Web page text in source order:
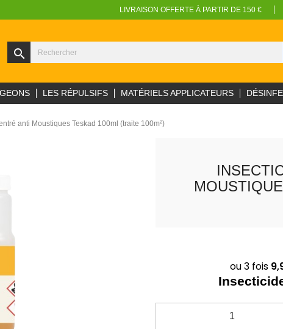
LIVRAISON OFFERTE À PARTIR DE 150 €
search
LES RÉPULSIFS MATÉRIELS APPLICATEURS
anti Moustiques Teskad 100ml (traite 100m²)